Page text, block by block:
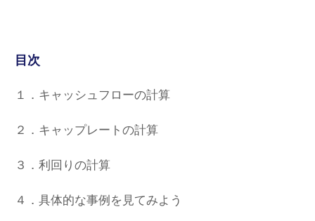
目次
１．キャッシュフローの計算
２．キャップレートの計算
３．利回りの計算
４．具体的な事例を見てみよう